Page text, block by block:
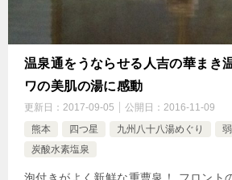
温泉通をうならせる人吉の華まき
ワの美肌の湯に感動
更新日： 2017-09-05 公開日： 2016-11-09
熊本
四つ星 九州八十八湯めぐり
炭酸水素塩泉